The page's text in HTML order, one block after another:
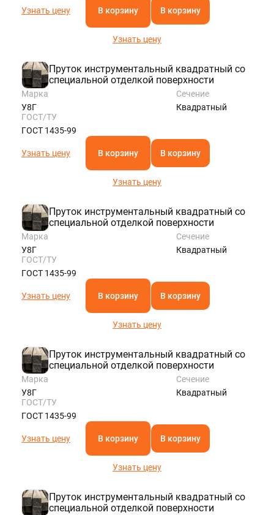
Узнать цену В корзину В корзину
Узнать цену
Пруток инструментальный квадратный со
специальной отделкой поверхности
Марка
У8Г
Сечение
Квадратный
ГОСТ/ТУ
ГОСТ 1435-99
Узнать цену В корзину В корзину
Узнать цену
Пруток инструментальный квадратный со
специальной отделкой поверхности
Марка
У8Г
Сечение
Квадратный
ГОСТ/ТУ
ГОСТ 1435-99
Узнать цену В корзину В корзину
Узнать цену
Пруток инструментальный квадратный со
специальной отделкой поверхности
Марка
У8Г
Сечение
Квадратный
ГОСТ/ТУ
ГОСТ 1435-99
Узнать цену В корзину В корзину
Узнать цену
Пруток инструментальный квадратный со
специальной отделкой поверхности